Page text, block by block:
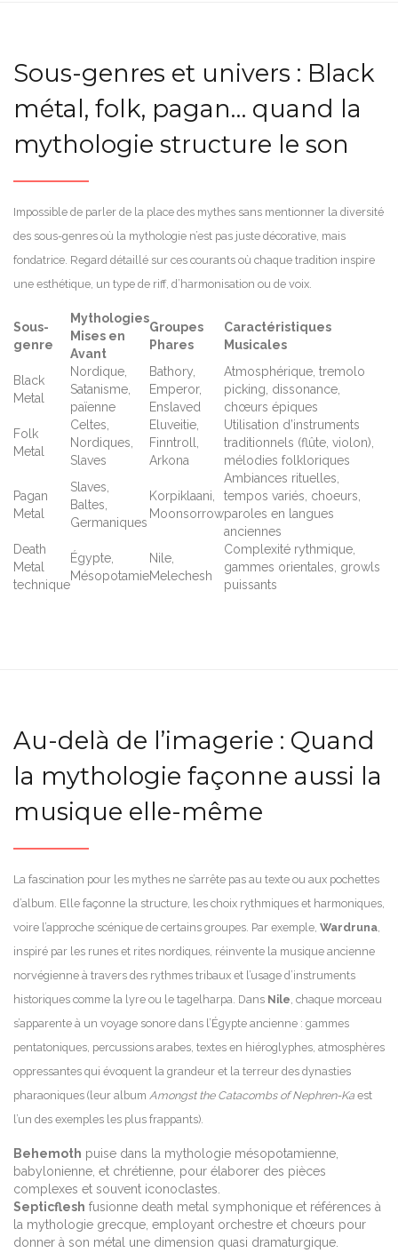
Sous-genres et univers : Black
métal, folk, pagan… quand la
mythologie structure le son
Impossible de parler de la place des mythes sans mentionner la diversité
des sous-genres où la mythologie n’est pas juste décorative, mais
fondatrice. Regard détaillé sur ces courants où chaque tradition inspire
une esthétique, un type de riff, d’harmonisation ou de voix.
Sous-
genre
Mythologies
Mises en
Avant
Groupes
Phares
Caractéristiques
Musicales
Black
Metal
Nordique,
Satanisme,
païenne
Bathory,
Emperor,
Enslaved
Atmosphérique, tremolo
picking, dissonance,
chœurs épiques
Folk
Metal
Celtes,
Nordiques,
Slaves
Eluveitie,
Finntroll,
Arkona
Utilisation d’instruments
traditionnels (flûte, violon),
mélodies folkloriques
Pagan
Metal
Slaves,
Baltes,
Germaniques
Korpiklaani,
Moonsorrow
Ambiances rituelles,
tempos variés, choeurs,
paroles en langues
anciennes
Death
Metal
technique
Égypte,
Mésopotamie
Nile,
Melechesh
Complexité rythmique,
gammes orientales, growls
puissants
Au-delà de l’imagerie : Quand
la mythologie façonne aussi la
musique elle-même
La fascination pour les mythes ne s’arrête pas au texte ou aux pochettes
d’album. Elle façonne la structure, les choix rythmiques et harmoniques,
voire l’approche scénique de certains groupes. Par exemple, Wardruna
inspiré par les runes et rites nordiques, réinvente la musique ancienne
norvégienne à travers des rythmes tribaux et l’usage d’instruments
historiques comme la lyre ou le tagelharpa. Dans Nile , chaque morceau
s’apparente à un voyage sonore dans l’Égypte ancienne : gammes
pentatoniques, percussions arabes, textes en hiéroglyphes, atmosphères
oppressantes qui évoquent la grandeur et la terreur des dynasties
pharaoniques (leur album Amongst the Catacombs of Nephren-Ka est
l’un des exemples les plus frappants).
Behemoth puise dans la mythologie mésopotamienne,
babylonienne, et chrétienne, pour élaborer des pièces
complexes et souvent iconoclastes.
Septicflesh fusionne death metal symphonique et références à
la mythologie grecque, employant orchestre et chœurs pour
donner à son métal une dimension quasi dramaturgique.